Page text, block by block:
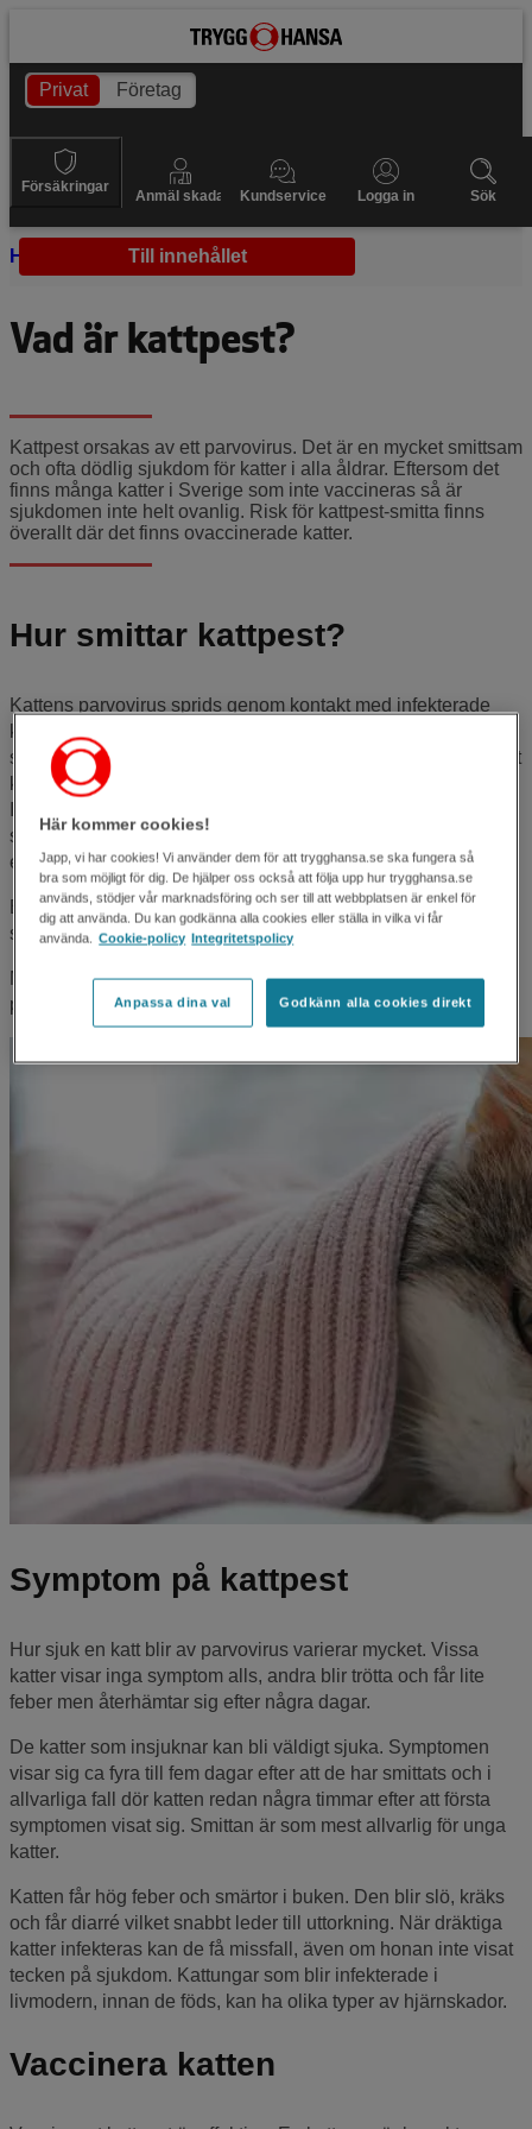
Till innehållet
Privat Företag
Försäkringar
Anmäl skada Kundservice Logga in Sök
Hem Sjukdomar Kattpest
Vad är kattpest?
Kattpest orsakas av ett parvovirus. Det är en mycket smittsam
och ofta dödlig sjukdom för katter i alla åldrar. Eftersom det
finns många katter i Sverige som inte vaccineras så är
sjukdomen inte helt ovanlig. Risk för kattpest-smitta finns
överallt där det finns ovaccinerade katter.
Hur smittar kattpest?
Kattens parvovirus sprids genom kontakt med infekterade
katter, främst via urin och avföring. Katten kan också bli
smittad genom att vistas i miljöer där parvovirus finns. Viruset
kan överleva i upp till ett år i miljön och smitta många katter.
smittas genom att någon i hemmet får med smitta på till
exempel skorna.
En infekterad katt kan sprida smitta utan att själv visa några
symptom. De kan sprida smitta i upp till flera månader.
Människor eller hundar kan inte smittas av kattens
parvovirus.
Symptom på kattpest
Hur sjuk en katt blir av parvovirus varierar mycket. Vissa
katter visar inga symptom alls, andra blir trötta och får lite
feber men återhämtar sig efter några dagar.
De katter som insjuknar kan bli väldigt sjuka. Symptomen
visar sig ca fyra till fem dagar efter att de har smittats och i
allvarliga fall dör katten redan några timmar efter att första
symptomen visat sig. Smittan är som mest allvarlig för unga
katter.
Katten får hög feber och smärtor i buken. Den blir slö, kräks
och får diarré vilket snabbt leder till uttorkning. När dräktiga
katter infekteras kan de få missfall, även om honan inte visat
tecken på sjukdom. Kattungar som blir infekterade i
livmodern, innan de föds, kan ha olika typer av hjärnskador.
Vaccinera katten
Här kommer cookies!
Japp, vi har cookies! Vi använder dem för att trygghansa.se ska fungera så
bra som möjligt för dig. De hjälper oss också att följa upp hur trygghansa.se
används, stödjer vår marknadsföring och ser till att webbplatsen är enkel för
dig att använda. Du kan godkänna alla cookies eller ställa in vilka vi får
använda. Cookie-policy Integritetspolicy
Anpassa dina val Godkänn alla cookies direkt